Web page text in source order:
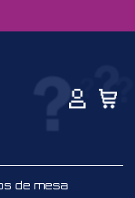
de mesa